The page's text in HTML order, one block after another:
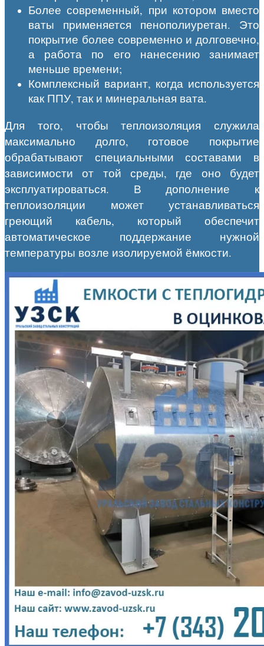
Более современный, при котором вместо
ваты применяется пенополиуретан. Это
покрытие более современно и долговечно,
а работа по его нанесению занимает
меньше времени;
Комплексный вариант, когда используется
как ППУ, так и минеральная вата.
Для того, чтобы теплоизоляция служила
максимально долго, готовое покрытие
обрабатывают специальными составами в
зависимости от той среды, где оно будет
эксплуатироваться. В дополнение к
теплоизоляции может устанавливаться
греющий кабель, который обеспечит
автоматическое поддержание нужной
температуры возле изолируемой ёмкости.